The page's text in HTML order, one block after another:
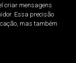
criar mensagens
Essa precisão
mas também